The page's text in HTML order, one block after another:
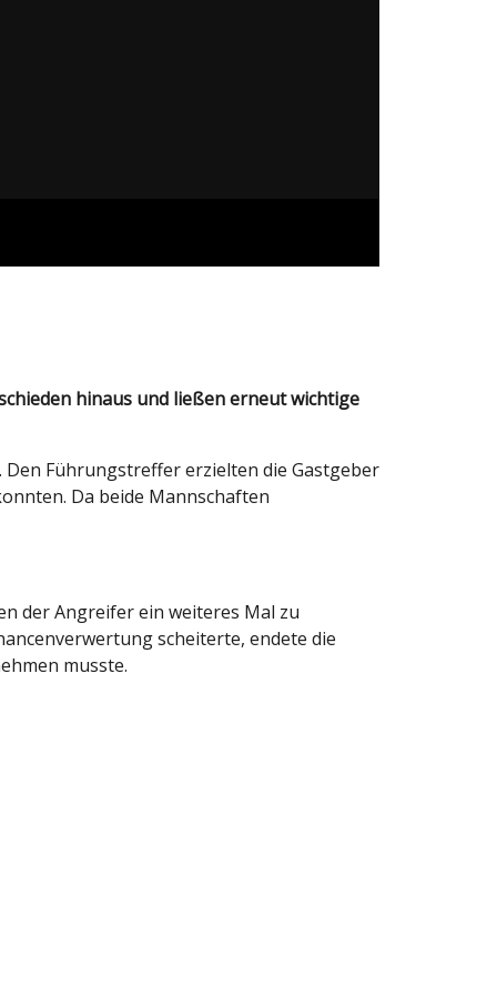
Führungstreffer erzielten die Gastgeber
Da beide Mannschaften
der Angreifer ein weiteres Mal zu
scheiterte, endete die
musste.